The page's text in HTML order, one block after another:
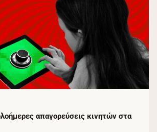
απαγορεύσεις κινητών στα